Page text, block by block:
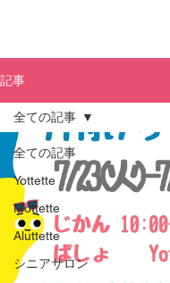
記事
全ての記事
Yottette
Mottette
Aluttette
シニアサロン
全ての記事